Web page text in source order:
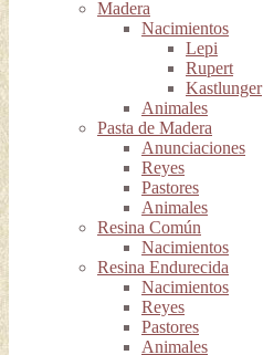
Madera
Nacimientos
Lepi
Rupert
Kastlunger
Animales
Pasta de Madera
Anunciaciones
Reyes
Pastores
Animales
Resina Común
Nacimientos
Resina Endurecida
Nacimientos
Reyes
Pastores
Animales